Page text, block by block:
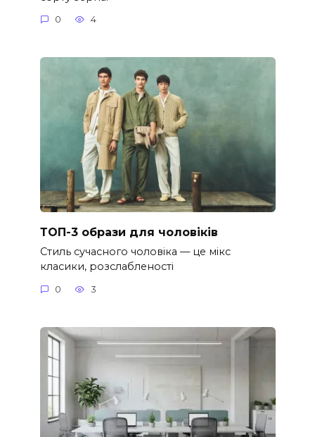
0 4
ТОП-3 образи для чоловіків
Стиль сучасного чоловіка — це мікс
класики, розслабленості
0 3